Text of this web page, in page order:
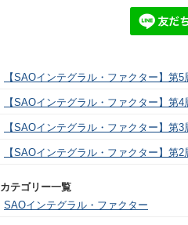
【SAOインテグラル・ファクター】第5
【SAOインテグラル・ファクター】第4
【SAOインテグラル・ファクター】第3
【SAOインテグラル・ファクター】第2
カテゴリー一覧
SAOインテグラル・ファクター